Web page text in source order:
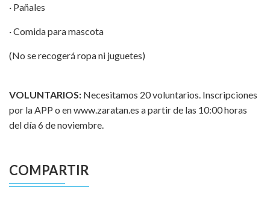
· Pañales
· Comida para mascota
(No se recogerá ropa ni juguetes)
VOLUNTARIOS: Necesitamos 20 voluntarios. Inscripciones
por la APP o enwww.zaratan.es a partir de las 10:00 horas
del día 6 de noviembre.
COMPARTIR